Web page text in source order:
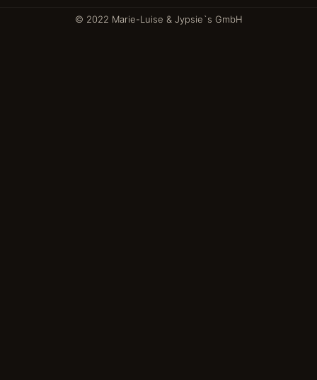
© 2022 Marie-Luise & Jypsie`s GmbH